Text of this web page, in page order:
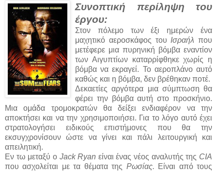
Συνοπτική περίληψη του
έργου:
Στον πόλεμο των έξι ημερών ένα
μαχητικό αεροσκάφος του Ισραήλ που
μετέφερε μια πυρηνική βόμβα εναντίον
των Αιγυπτίων καταρρίφθηκε χωρίς η
βόμβα να εκραγεί. Το αεροπλάνο αυτό
καθώς και η βόμβα, δεν βρέθηκαν ποτέ.
Δεκαετίες αργότερα μια σύμπτωση θα
φέρει την βόμβα αυτή στο προσκήνιο.
Μια ομάδα τρομοκρατών θα δείξει ενδιαφέρον να την
αποκτήσει και να την χρησιμοποιήσει. Για το λόγο αυτό έχει
στρατολογήσει ειδικούς επιστήμονες που θα την
εκσυγχρονίσουν ώστε να γίνει και πάλι λειτουργική και
απειλητική.
Εν τω μεταξύ οJack Ryan είναι ένας νέος αναλυτής της CIA
που ασχολείται με τα θέματα της Ρωσίας. Είναι από τους